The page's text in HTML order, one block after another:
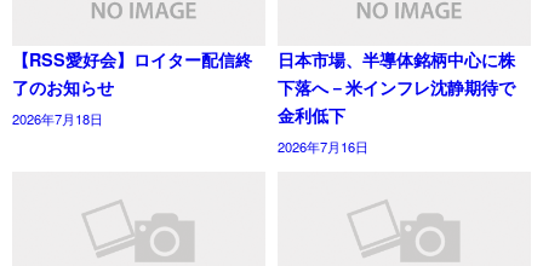
【RSS愛好会】ロイター配信終
了のお知らせ
2026年7月18日
日本市場、半導体銘柄中心に株
下落へ－米インフレ沈静期待で
金利低下
2026年7月16日